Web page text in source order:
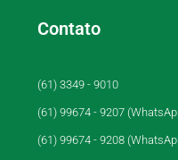
Contato
(61) 3349 - 9010
(61) 99674 - 9207
(61) 99674 - 9208